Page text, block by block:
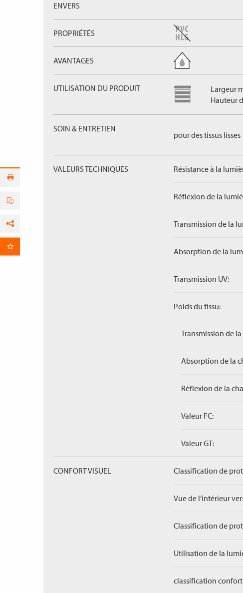
ENVERS
PROPRIÉTÉS
AVANTAGES
UTILISATION DU PRODUIT
Largeur
Hauteur
SOIN & ENTRETIEN
pour des tissus lisses
VALEURS TECHNIQUES Résistance à la
Réflexion de la
Transmission de la
Absorption de la
Transmission UV:
Poids du tissu:
Transmission de
Absorption de la
Réflexion de la
Valeur FC:
Valeur GT:
CONFORT VISUEL Classification de
Vue de l‘intérieur
Classification de
Utilisation de la
classification